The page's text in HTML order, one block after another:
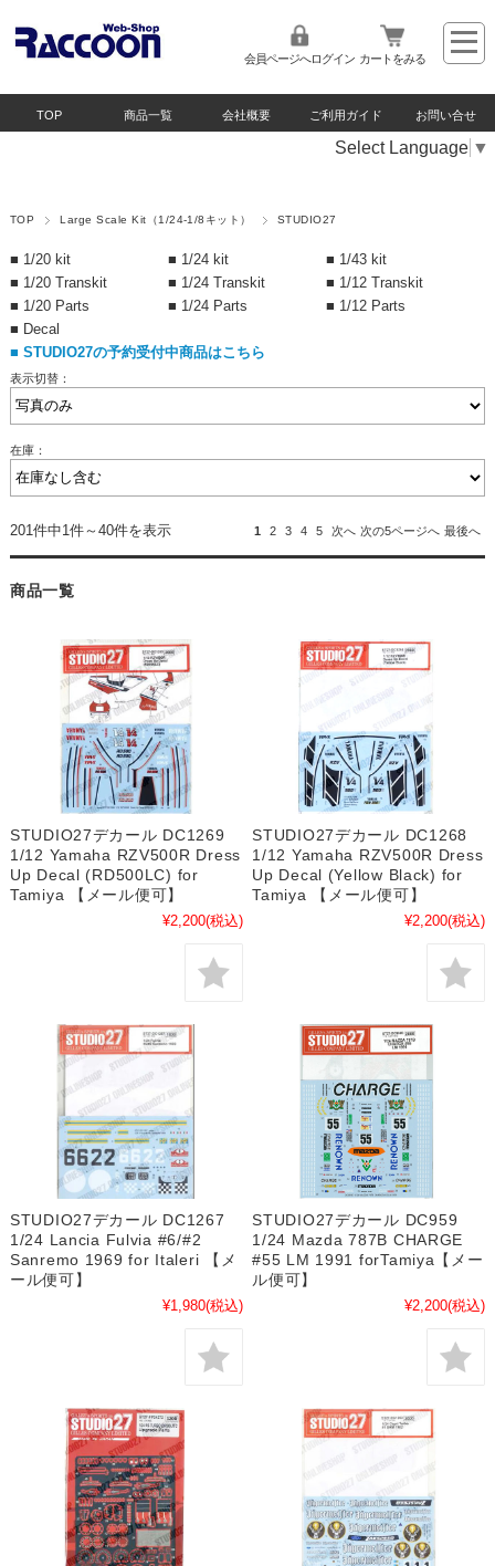
会員ページへログイン カートをみる
TOP 商品一覧 会社概要 ご利用ガイド お問い合せ
Select Language ▼
TOP Large Scale Kit（1/24-1/8キット） STUDIO27
■ 1/20 kit ■ 1/24 kit
■ 1/43 kit
■ 1/20 Transkit
■ 1/24 Transkit
■ 1/12 Transkit
■ 1/20 Parts
■ 1/24 Parts
■ 1/12 Parts
■ Decal
■ STUDIO27の予約受付中商品はこちら
表示切替：
在庫：
201件中1件～40件を表示 1 2 3 4 5 次へ 次の5ページへ 最後へ
商品一覧
STUDIO27デカール DC1269
1/12 Yamaha RZV500R Dress
Up Decal (RD500LC) for
Tamiya 【メール便可】
¥2,200(税込)
STUDIO27デカール DC1268
1/12 Yamaha RZV500R Dress
Up Decal (Yellow Black) for
Tamiya 【メール便可】
¥2,200(税込)
STUDIO27デカール DC1267
1/24 Lancia Fulvia #6/#2
Sanremo 1969 for Italeri 【メ
ール便可】
¥1,980(税込)
STUDIO27デカール DC959
1/24 Mazda 787B CHARGE
#55 LM 1991 forTamiya【メー
ル便可】
¥2,200(税込)